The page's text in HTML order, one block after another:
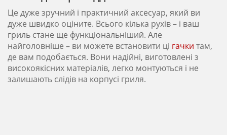
Це дуже зручний і практичний аксесуар, який ви
дуже швидко оціните. Всього кілька рухів – і ваш
гриль стане ще функціональніший. Але
найголовніше – ви можете встановити ці гачки там,
де вам подобається. Вони надійні, виготовлені з
високоякісних матеріалів, легко монтуються і не
залишають слідів на корпусі гриля.